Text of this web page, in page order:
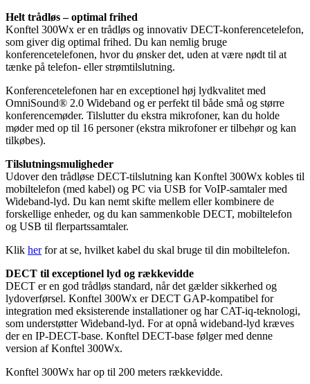
Helt trådløs – optimal frihed
Konftel 300Wx er en trådløs og innovativ DECT-konferencetelefon,
som giver dig optimal frihed. Du kan nemlig bruge
konferencetelefonen, hvor du ønsker det, uden at være nødt til at
tænke på telefon- eller strømtilslutning.
Konferencetelefonen har en exceptionel høj lydkvalitet med
OmniSound® 2.0 Wideband og er perfekt til både små og større
konferencemøder. Tilslutter du ekstra mikrofoner, kan du holde
møder med op til 16 personer (ekstra mikrofoner er tilbehør og kan
tilkøbes).
Tilslutningsmuligheder
Udover den trådløse DECT-tilslutning kan Konftel 300Wx kobles til
mobiltelefon (med kabel) og PC via USB for VoIP-samtaler med
Wideband-lyd. Du kan nemt skifte mellem eller kombinere de
forskellige enheder, og du kan sammenkoble DECT, mobiltelefon
og USB til flerpartssamtaler.
Klik herfor at se, hvilket kabel du skal bruge til din mobiltelefon.
DECT til exceptionel lyd og rækkevidde
DECT er en god trådløs standard, når det gælder sikkerhed og
lydoverførsel. Konftel 300Wx er DECT GAP-kompatibel for
integration med eksisterende installationer og har CAT-iq-teknologi,
som understøtter Wideband-lyd. For at opnå wideband-lyd kræves
der en IP-DECT-base. Konftel DECT-base følger med denne
version af Konftel 300Wx.
Konftel 300Wx har op til 200 meters rækkevidde.